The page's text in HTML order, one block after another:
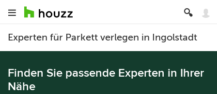
Experten für Parkett verlegen in Ingolstadt
Finden Sie passende Experten in Ihrer
Nähe